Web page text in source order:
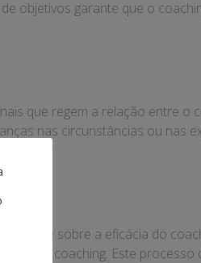
objetivos garante que o
que regem a relação entre o
nas circunstâncias ou nas
cliente sobre a eficácia do
do coaching. Este processo